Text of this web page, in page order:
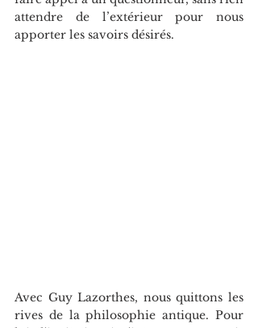
attendre de l’extérieur pour nous
apporter les savoirs désirés.
Avec Guy Lazorthes, nous quittons les
rives de la philosophie antique. Pour